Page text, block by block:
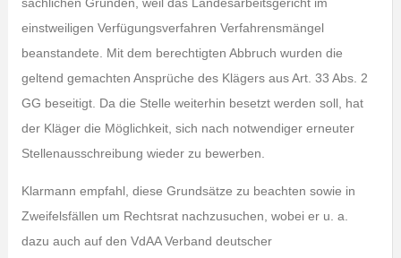
einstweiligen Verfügungsverfahren Verfahrensmängel
beanstandete. Mit dem berechtigten Abbruch wurden die
geltend gemachten Ansprüche des Klägers aus Art. 33 Abs. 2
GG beseitigt. Da die Stelle weiterhin besetzt werden soll, hat
der Kläger die Möglichkeit, sich nach notwendiger erneuter
Stellenausschreibung wieder zu bewerben.
Klarmann empfahl, diese Grundsätze zu beachten sowie in
Zweifelsfällen um Rechtsrat nachzusuchen, wobei er u. a.
dazu auch auf den VdAA Verband deutscher